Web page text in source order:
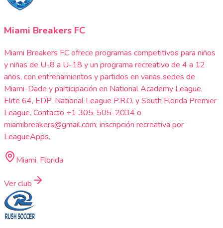
Miami Breakers FC
Miami Breakers FC ofrece programas competitivos para niños
y niñas de U-8 a U-18 y un programa recreativo de 4 a 12
años, con entrenamientos y partidos en varias sedes de
Miami-Dade y participación en National Academy League,
Elite 64, EDP, National League P.R.O. y South Florida Premier
League. Contacto +1 305-505-2034 o
miamibreakers@gmail.com; inscripción recreativa por
LeagueApps.
Miami, Florida
Ver club